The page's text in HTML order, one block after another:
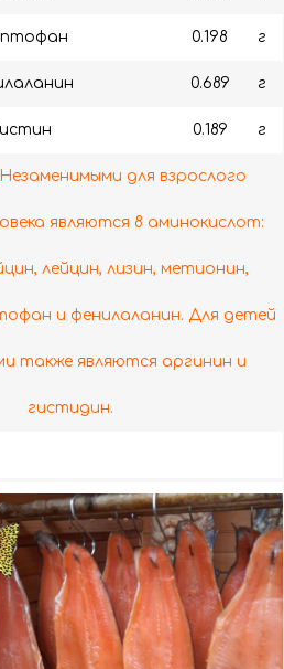
0.198 г
0.689 г
0.189 г
для взрослого
являются 8 аминокислот:
лейцин, лизин, метионин,
и фенилаланин. Для детей
также являются аргинин и
гистидин.